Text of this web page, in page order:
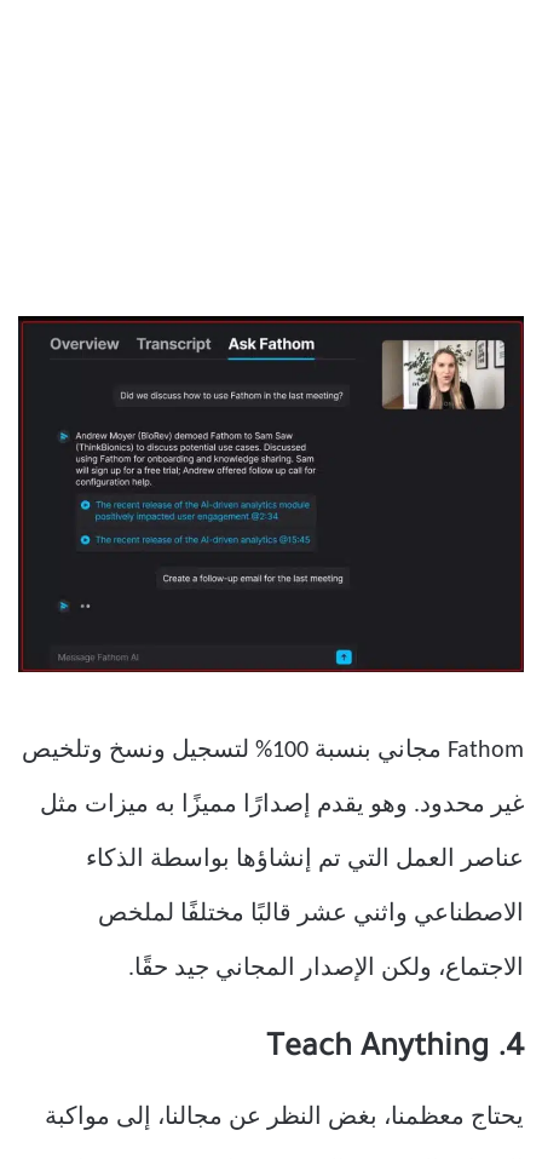
Fathom مجاني بنسبة 100% لتسجيل ونسخ وتلخيص
غير محدود. وهو يقدم إصدارًا مميزًا به ميزات مثل
عناصر العمل التي تم إنشاؤها بواسطة الذكاء
الاصطناعي واثني عشر قالبًا مختلفًا لملخص
الاجتماع، ولكن الإصدار المجاني جيد حقًا.
4. Teach Anything
يحتاج معظمنا، بغض النظر عن مجالنا، إلى مواكبة